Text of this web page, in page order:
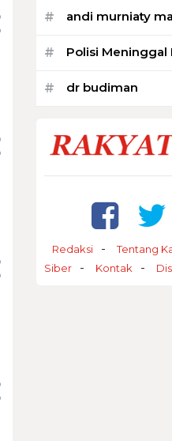
# andi murniaty
# Polisi Meninggal
# dr budiman
Redaksi Tentang
Siber
Kontak